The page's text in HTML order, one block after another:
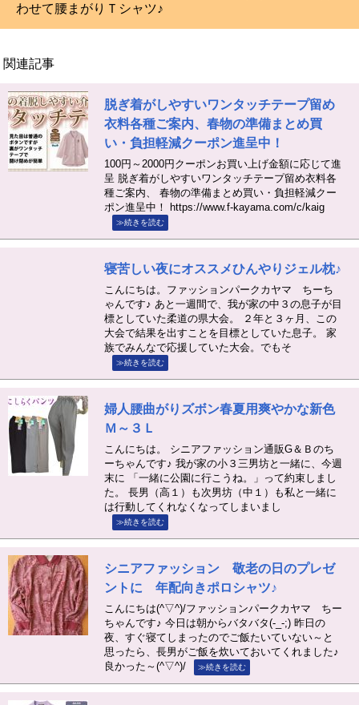
わせて腰まがりＴシャツ♪
関連記事
脱ぎ着がしやすいワンタッチテープ留め
衣料各種ご案内、春物の準備まとめ買
い・負担軽減クーポン進呈中！
100円～2000円クーポンお買い上げ金額に応じて進
呈 脱ぎ着がしやすいワンタッチテープ留め衣料各
種ご案内、 春物の準備まとめ買い・負担軽減クー
ポン進呈中！ https://www.f-kayama.com/c/kaig
≫続きを読む
寝苦しい夜にオススメひんやりジェル枕♪
こんにちは。ファッションパークカヤマ ちーち
ゃんです♪ あと一週間で、我が家の中３の息子が目
標としていた柔道の県大会。 ２年と３ヶ月、この
大会で結果を出すことを目標としていた息子。 家
族でみんなで応援していた大会。でもそ
≫続きを読む
婦人腰曲がりズボン春夏用爽やかな新色
Ｍ～３Ｌ
こんにちは。 シニアファッション通販G＆Ｂのち
ーちゃんです♪ 我が家の小３三男坊と一緒に、今週
末に 「一緒に公園に行こうね。」って約束しまし
た。 長男（高１）も次男坊（中１）も私と一緒に
は行動してくれなくなってしまいまし
≫続きを読む
シニアファッション 敬老の日のプレゼ
ントに 年配向きポロシャツ♪
こんにちは(^▽^)/ファッションパークカヤマ ちー
ちゃんです♪ 今日は朝からバタバタ(-_-;) 昨日の
夜、すぐ寝てしまったのでご飯たいていない～と
思ったら、長男がご飯を炊いておいてくれました♪
良かった～(^▽^)/
≫続きを読む